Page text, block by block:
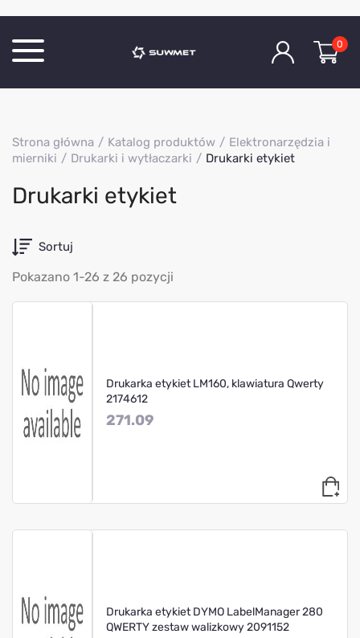
O Firmie
Kontakt
0
Strona główna Katalog produktów
Elektronarzędzia i
mierniki
Drukarki i wytłaczarki Drukarki etykiet
Drukarki etykiet
Sortuj
Pokazano 1-26 z 26 pozycji
Drukarka etykiet LM160, klawiatura Qwerty
2174612
271.09
Drukarka etykiet DYMO LabelManager 280
QWERTY zestaw walizkowy 2091152